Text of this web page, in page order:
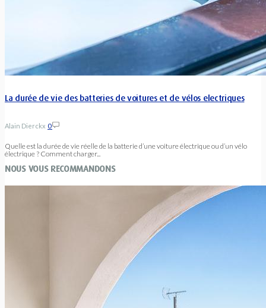
La durée de vie des batteries de voitures et de vélos electriques
Alain Dierckx 0
Quelle est la durée de vie réelle de la batterie d’une voiture électrique ou d’un vélo
électrique ? Comment charger...
NOUS VOUS RECOMMANDONS